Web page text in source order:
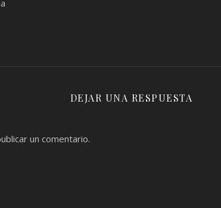
DEJAR UNA RESPUESTA
un comentario.